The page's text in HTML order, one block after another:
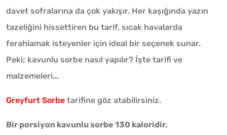
davet sofralarına da çok yakışır. Her kaşığında yazın
tazeliğini hissettiren bu tarif, sıcak havalarda
ferahlamak isteyenler için ideal bir seçenek sunar.
Peki; kavunlu sorbe nasıl yapılır? İşte tarifi ve
malzemeleri...
Greyfurt Sorbe tarifine göz atabilirsiniz.
Bir porsiyon kavunlu sorbe 130 kaloridir.